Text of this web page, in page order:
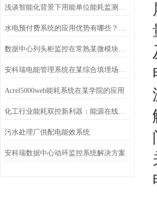
浅谈智能化背景下用能单位能耗监测与管理系统设计研究
水电预付费系统的应用优势有哪些？这里有详细的介绍推荐
数据中心列头柜监控在常熟某微模块中的应用
安科瑞电能管理系统在某综合填埋场的设计和应用
Acrel5000web能耗系统在某学院的应用
化工行业能耗双控新利器：能源在线监测系统如何破解高耗能困局？
污水处理厂供配电能效系统
安科瑞数据中心动环监控系统解决方案